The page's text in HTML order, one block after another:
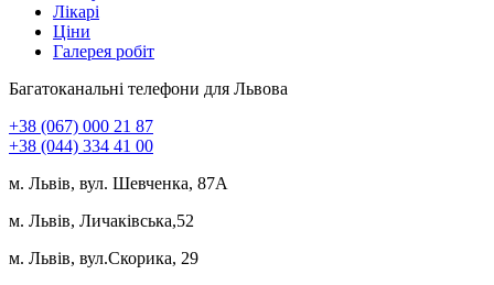
Лікарі
Ціни
Галерея робіт
Багатоканальні телефони для Львова
+38 (067) 000 21 87
+38 (044) 334 41 00
м. Львів, вул. Шевченка, 87А
м. Львів, Личаківська,52
м. Львів, вул.Скорика, 29